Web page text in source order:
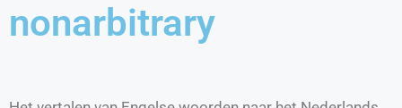
nonarbitrary